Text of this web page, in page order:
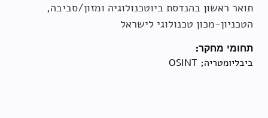
תואר ראשון בהנדסת ביוטכנולוגיה ומזון/סביבה,
הטכניון-מכון טכנולוגי לישראל
תחומי מחקר:
ביבליומטריה; OSINT